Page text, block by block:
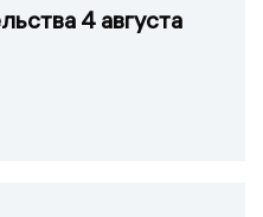
4 августа